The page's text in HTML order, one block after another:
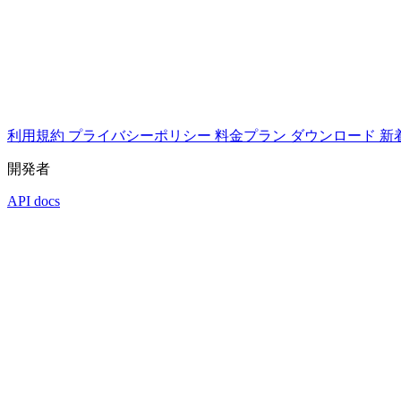
利用規約 プライバシーポリシー 料金プラン ダウンロード 新
開発者
API docs